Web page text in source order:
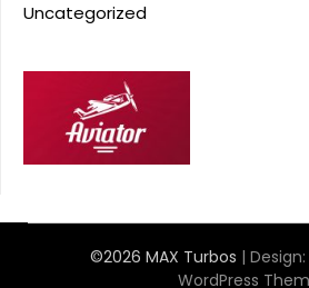
Uncategorized
©2026 MAX Turbos | Design:
WordPress